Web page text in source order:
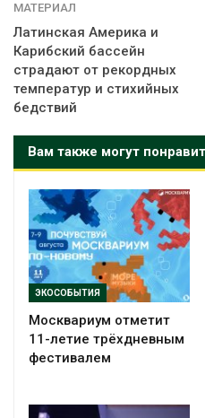
МАТЕРИАЛ
Латинская Америка и
Карибский бассейн
страдают от рекордных
температур и стихийных
бедствий
Вам также могут
ЭКОСОБЫТИЯ
Москвариум отметит
11-летие трёхдневным
фестивалем